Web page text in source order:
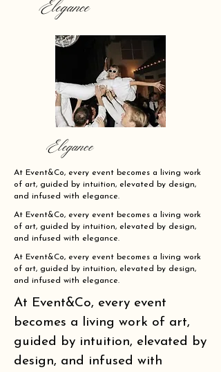
Elegance
Elegance
At Event&Co, every event becomes a living work
of art, guided by intuition, elevated by design,
and infused with elegance.
At Event&Co, every event becomes a living work
of art, guided by intuition, elevated by design,
and infused with elegance.
At Event&Co, every event becomes a living work
of art, guided by intuition, elevated by design,
and infused with elegance.
At Event&Co, every event
becomes a living work of art,
guided by intuition, elevated by
design, and infused with